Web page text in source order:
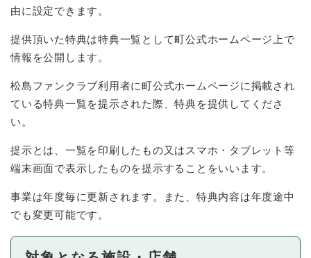
由に設定できます。
提供頂いた特典は特典一覧として町公式ホームページ上で
情報を公開します。
松島ファンクラブ利用者に町公式ホームページに掲載され
ている特典一覧を提示された際、特典を提供してくださ
い。
提示とは、一覧を印刷したもの又はスマホ・タブレット等
端末画面で表示したものを提示することをいいます。
事業は年度毎に更新されます。また、特典内容は年度途中
でも変更可能です。